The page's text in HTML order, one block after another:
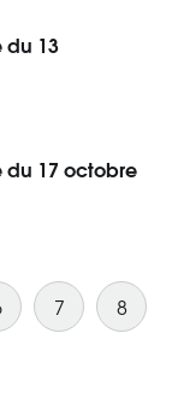
13
17 octobre
7
8